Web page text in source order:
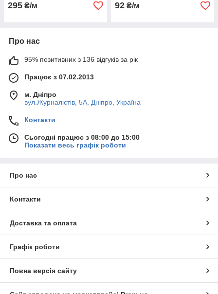
295 ₴/м 92 ₴/м
Про нас
95% позитивних з 136 відгуків за рік
Працює з 07.02.2013
м. Дніпро
вул.Журналістів, 5А, Дніпро, Україна
Контакти
Сьогодні працює з 08:00 до 15:00
Показати весь графік роботи
Про нас
Контакти
Доставка та оплата
Графік роботи
Повна версія сайту